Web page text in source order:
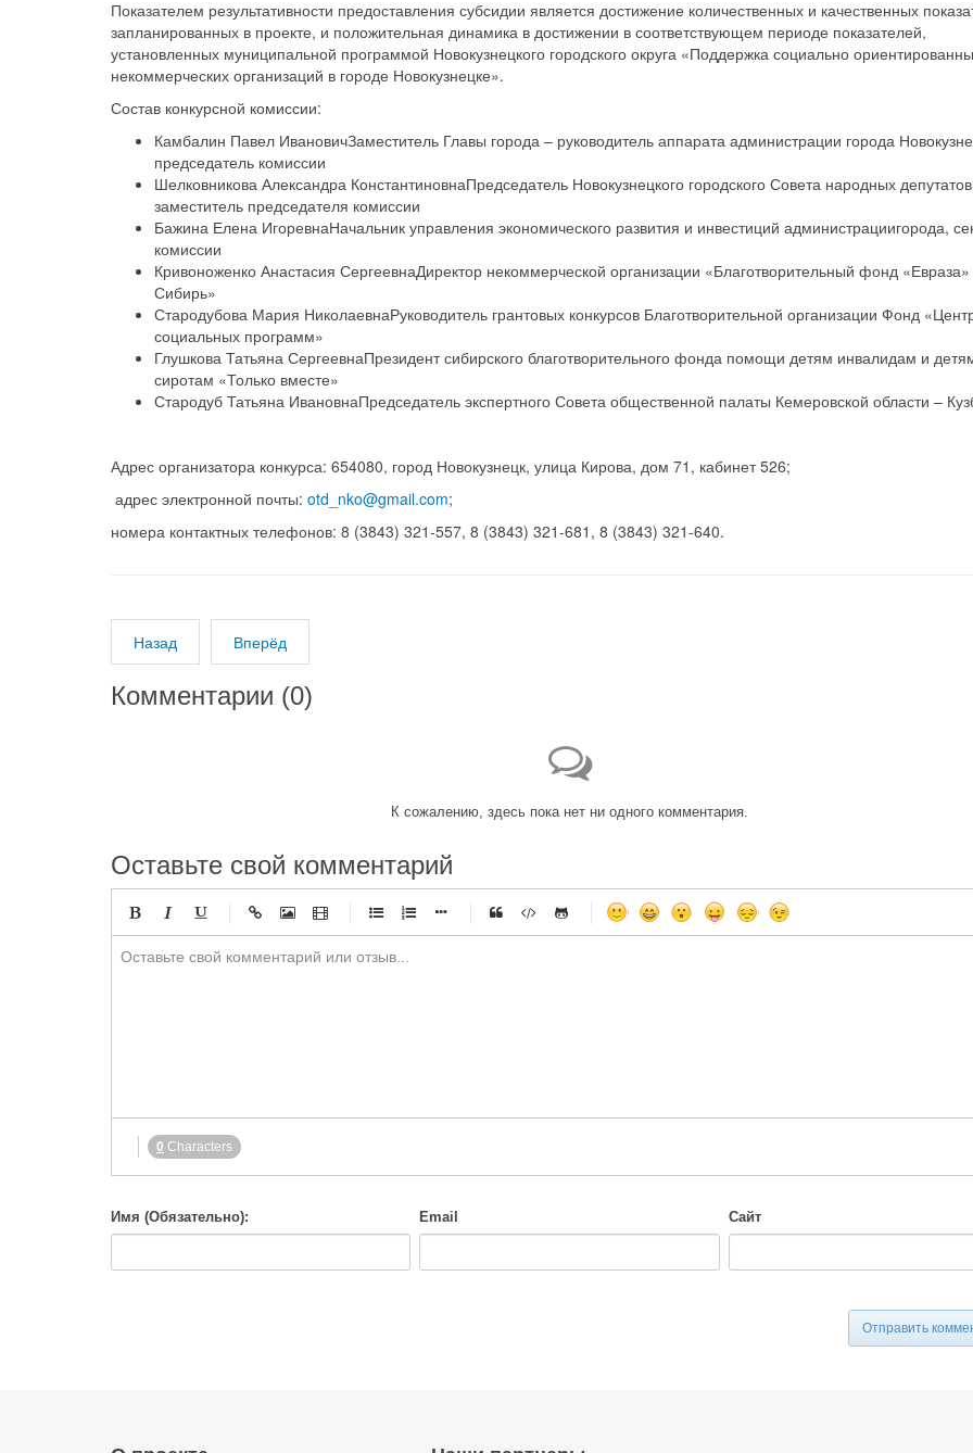
Показателем результативности предоставления субсидии является достижение количественных и качественных
запланированных в проекте, и положительная динамика в достижении в соответствующем периоде показателей,
установленных муниципальной программой Новокузнецкого городского округа «Поддержка социально
некоммерческих организаций в городе Новокузнецке».
Состав конкурсной комиссии:
Камбалин Павел ИвановичЗаместитель Главы города – руководитель аппарата администрации города
председатель комиссии
Шелковникова Александра КонстантиновнаПредседатель Новокузнецкого городского Совета народных
заместитель председателя комиссии
Бажина Елена ИгоревнаНачальник управления экономического развития и инвестиций администрациигорода,
комиссии
Кривоноженко Анастасия СергеевнаДиректор некоммерческой организации «Благотворительный фонд «Евраза»
Сибирь»
Стародубова Мария НиколаевнаРуководитель грантовых конкурсов Благотворительной организации Фонд
социальных программ»
Глушкова Татьяна СергеевнаПрезидент сибирского благотворительного фонда помощи детям инвалидам и
сиротам «Только вместе»
Стародуб Татьяна ИвановнаПредседатель экспертного Совета общественной палаты Кемеровской области –
Адрес организатора конкурса: 654080, город Новокузнецк, улица Кирова, дом 71, кабинет 526;
адрес электронной почты: otd_nko@gmail.com;
номера контактных телефонов: 8 (3843) 321-557, 8 (3843) 321-681, 8 (3843) 321-640.
Назад Вперёд
Комментарии (0)
К сожалению, здесь пока нет ни одного комментария.
Оставьте свой комментарий
-
-
-
-
-
-
-
-
-
-
-
-
0 Characters
Имя (Обязательно): Email Сайт
Отправить